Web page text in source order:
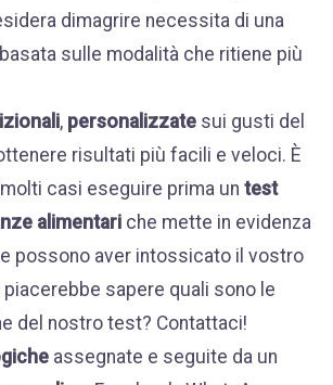
dimagrire necessita di una
sulle modalità che ritiene più
, personalizzate sui gusti del
risultati più facili e veloci. È
casi eseguire prima un test
alimentari che mette in evidenza
possono aver intossicato il vostro
piacerebbe sapere quali sono le
del nostro test? Contattaci!
assegnate e seguite da un